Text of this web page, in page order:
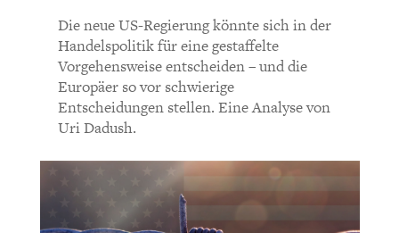
THEMEN
NEWSLETTER
SUCHE
neuesten Beiträge.
BODEN
CHARTBOOK
Die neue US-Regierung könnte sich in der
Handelspolitik für eine gestaffelte
Vorgehensweise entscheiden – und die
Europäer so vor schwierige
Entscheidungen stellen. Eine Analyse von
Uri Dadush.
KOMMENTIEREN (VIA EMAIL)
Richtlinien